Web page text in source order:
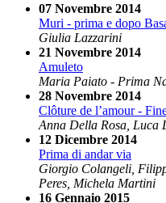
07 Novembre 2014
Muri - prima e dopo
Giulia Lazzarini
21 Novembre 2014
Amuleto
Maria Paiato - Prima
28 Novembre 2014
Clôture de l’amour -
Anna Della Rosa, Luca
12 Dicembre 2014
Prima di andar via
Giorgio Colangeli,
Peres, Michela Martini
16 Gennaio 2015